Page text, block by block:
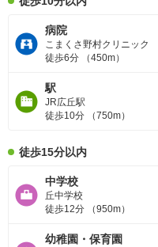
病院
こまくさ野村クリニック
徒歩6分 （450m）
駅
JR広丘駅
徒歩10分 （750m）
徒歩15分以内
中学校
丘中学校
徒歩12分 （950m）
幼稚園・保育園